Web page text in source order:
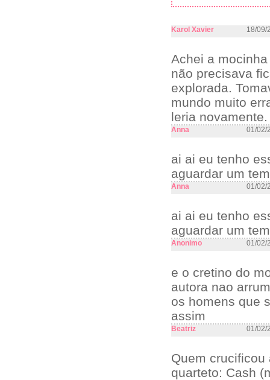
Karol Xavier 18/09/
Achei a
não precisava
explorada.
mundo muito
leria novamente.
Anna 01/02/
ai ai eu tenho
aguardar um
Anna 01/02/
ai ai eu tenho
aguardar um
Anonimo 01/02/
e o cretino do
autora nao
os homens que
assim
Beatriz 01/02/
Quem crucificou
quarteto: Cash